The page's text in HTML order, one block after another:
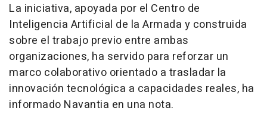
La iniciativa, apoyada por el Centro de
Inteligencia Artificial de la Armada y construida
sobre el trabajo previo entre ambas
organizaciones, ha servido para reforzar un
marco colaborativo orientado a trasladar la
innovación tecnológica a capacidades reales, ha
informado Navantia en una nota.